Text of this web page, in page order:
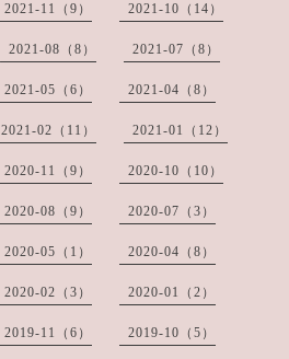
2021-11（9） 2021-10（14）
2021-08（8） 2021-07（8）
2021-05（6） 2021-04（8）
2021-02（11） 2021-01（12）
2020-11（9） 2020-10（10）
2020-08（9） 2020-07（3）
2020-05（1） 2020-04（8）
2020-02（3） 2020-01（2）
2019-11（6） 2019-10（5）